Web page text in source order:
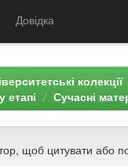
Довідка
колекції
етапі
Сучасні
щоб цитувати або